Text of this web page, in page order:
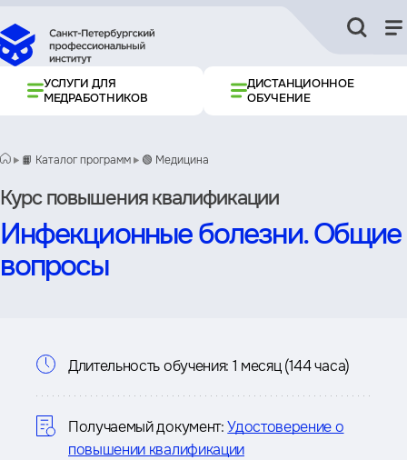
УСЛУГИ ДЛЯ
МЕДРАБОТНИКОВ
ДИСТАНЦИОННОЕ
ОБУЧЕНИЕ
📙 Каталог программ 🟢 Медицина
Курс повышения квалификации
Инфекционные болезни. Общие
вопросы
Информация
о
курсе
Длительность обучения: 1 месяц (144 часа)
Получаемый документ: Удостоверение о
повышении квалификации